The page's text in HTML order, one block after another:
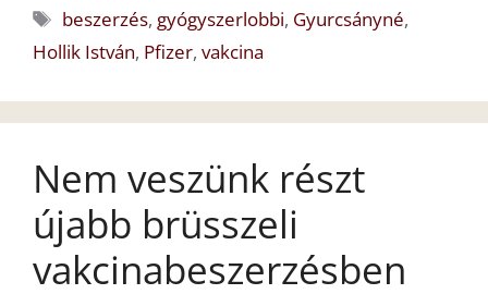
Címkék
beszerzés, gyógyszerlobbi, Gyurcsányné,
Hollik István, Pfizer, vakcina
Nem veszünk részt
újabb brüsszeli
vakcinabeszerzésben